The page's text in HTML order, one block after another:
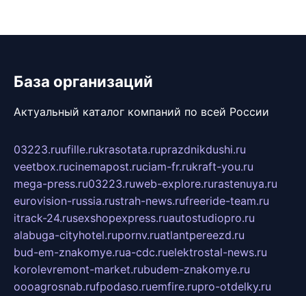
База организаций
Актуальный каталог компаний по всей России
03223.ruufille.rukrasotata.ruprazdnikdushi.ru
veetbox.rucinemapost.ruciam-fr.rukraft-you.ru
mega-press.ru03223.ruweb-explore.rurastenuya.ru
eurovision-russia.rustrah-news.rufreeride-team.ru
itrack-24.rusexshopexpress.ruautostudiopro.ru
alabuga-cityhotel.rupornv.ruatlantpereezd.ru
bud-em-znakomye.rua-cdc.ruelektrostal-news.ru
korolevremont-market.rubudem-znakomye.ru
oooagrosnab.rufpodaso.ruemfire.rupro-otdelky.ru